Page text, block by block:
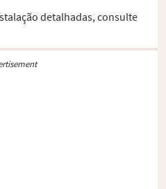
detalhadas, consulte